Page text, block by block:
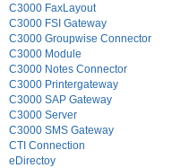
C3000 FaxLayout
C3000 FSI Gateway
C3000 Groupwise Connector
C3000 Module
C3000 Notes Connector
C3000 Printergateway
C3000 SAP Gateway
C3000 Server
C3000 SMS Gateway
CTI Connection
eDirectoy